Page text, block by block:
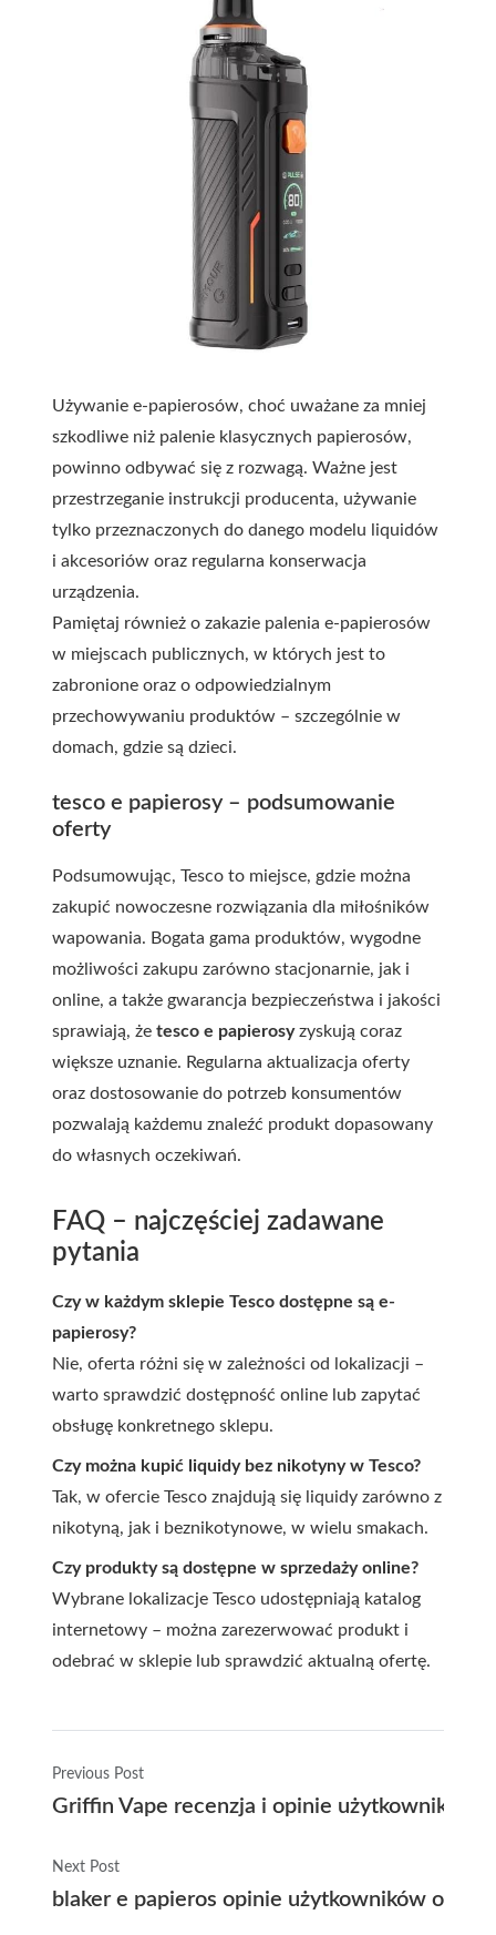
Używanie e-papierosów, choć uważane za mniej
szkodliwe niż palenie klasycznych papierosów,
powinno odbywać się z rozwagą. Ważne jest
przestrzeganie instrukcji producenta, używanie
tylko przeznaczonych do danego modelu liquidów
i akcesoriów oraz regularna konserwacja
urządzenia.
Pamiętaj również o zakazie palenia e-papierosów
w miejscach publicznych, w których jest to
zabronione oraz o odpowiedzialnym
przechowywaniu produktów – szczególnie w
domach, gdzie są dzieci.
tesco e papierosy – podsumowanie
oferty
Podsumowując, Tesco to miejsce, gdzie można
zakupić nowoczesne rozwiązania dla miłośników
wapowania. Bogata gama produktów, wygodne
możliwości zakupu zarówno stacjonarnie, jak i
online, a także gwarancja bezpieczeństwa i jakości
sprawiają, że tesco e papierosyzyskują coraz
większe uznanie. Regularna aktualizacja oferty
oraz dostosowanie do potrzeb konsumentów
pozwalają każdemu znaleźć produkt dopasowany
do własnych oczekiwań.
FAQ – najczęściej zadawane
pytania
Czy w każdym sklepie Tesco dostępne są e-
papierosy?
Nie, oferta różni się w zależności od lokalizacji –
warto sprawdzić dostępność online lub zapytać
obsługę konkretnego sklepu.
Czy można kupić liquidy bez nikotyny w Tesco?
Tak, w ofercie Tesco znajdują się liquidy zarówno z
nikotyną, jak i beznikotynowe, w wielu smakach.
Czy produkty są dostępne w sprzedaży online?
Wybrane lokalizacje Tesco udostępniają katalog
internetowy – można zarezerwować produkt i
odebrać w sklepie lub sprawdzić aktualną ofertę.
Previous Post
Griffin Vape recenzja i opinie użytkowników
Next Post
blaker e papieros opinie użytkowników oraz